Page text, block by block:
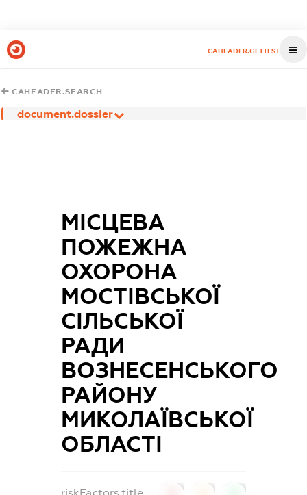
CAHEADER.GETTEST
CAHEADER.SEARCH
document.dossier
МІСЦЕВА
ПОЖЕЖНА
ОХОРОНА
МОСТІВСЬКОЇ
СІЛЬСЬКОЇ
РАДИ
ВОЗНЕСЕНСЬКОГО
РАЙОНУ
МИКОЛАЇВСЬКОЇ
ОБЛАСТІ